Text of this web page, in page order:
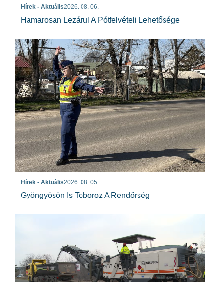
Hírek - Aktuális2026. 08. 06.
Hamarosan Lezárul A Pótfelvételi Lehetősége
Hírek - Aktuális2026. 08. 05.
Gyöngyösön Is Toboroz A Rendőrség